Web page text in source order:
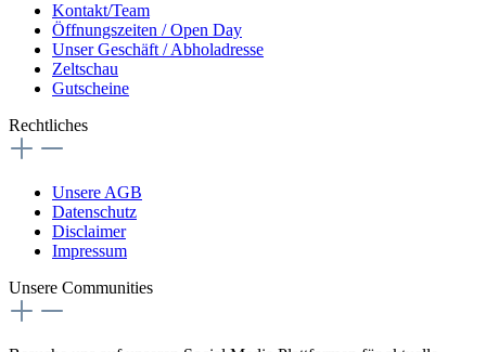
Kontakt/Team
Öffnungszeiten / Open Day
Unser Geschäft / Abholadresse
Zeltschau
Gutscheine
Rechtliches
Unsere AGB
Datenschutz
Disclaimer
Impressum
Unsere Communities